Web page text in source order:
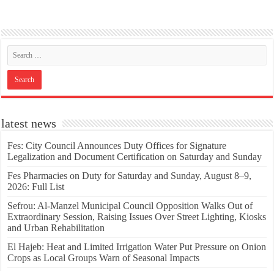
latest news
Fes: City Council Announces Duty Offices for Signature
Legalization and Document Certification on Saturday and Sunday
Fes Pharmacies on Duty for Saturday and Sunday, August 8–9,
2026: Full List
Sefrou: Al-Manzel Municipal Council Opposition Walks Out of
Extraordinary Session, Raising Issues Over Street Lighting, Kiosks
and Urban Rehabilitation
El Hajeb: Heat and Limited Irrigation Water Put Pressure on Onion
Crops as Local Groups Warn of Seasonal Impacts